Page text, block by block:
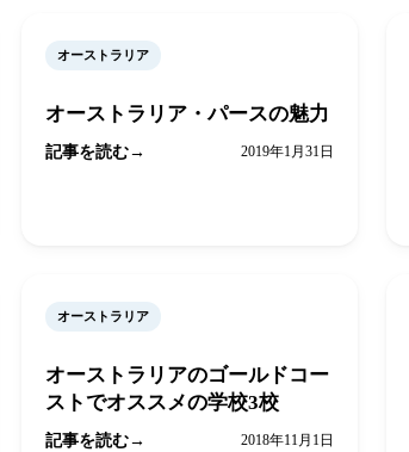
オーストラリア
オーストラリア・パースの魅力
記事を読む 2019年1月31日
オーストラリア
オーストラリアのゴールドコー
ストでオススメの学校3校
記事を読む 2018年11月1日